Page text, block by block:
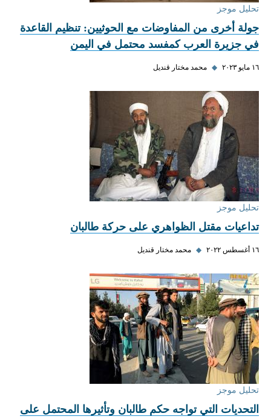
تحليل موجز
جولة أخرى من المفاوضات مع الحوثيين: تنظيم القاعدة
في جزيرة العرب كمفسد محتمل في اليمن
١٦ مايو ٢٠٢٣ ◆ محمد مختار قنديل
تحليل موجز
تداعيات مقتل الظواهري على حركة طالبان
١٦ أغسطس ٢٠٢٢ ◆ محمد مختار قنديل
تحليل موجز
التحديات التي تواجه حكم طالبان وتأثيرها المحتمل على